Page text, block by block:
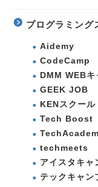
プログラミング
Aidemy
CodeCamp
DMM WEBキ
GEEK JOB
KENスクール
Tech Boost
techmeets
アイスタキャ
テックキャン